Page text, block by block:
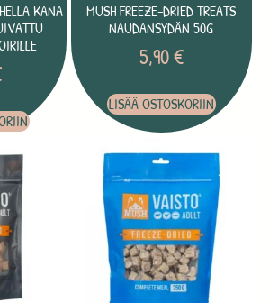
KANA
MUSH FREEZE-DRIED TREATS
NAUDANSYDÄN 50G
5,90€
LISÄÄ OSTOSKORIIN